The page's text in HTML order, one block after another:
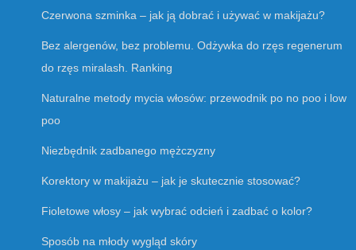
Czerwona szminka – jak ją dobrać i używać w makijażu?
Bez alergenów, bez problemu. Odżywka do rzęs regenerum
do rzęs miralash. Ranking
Naturalne metody mycia włosów: przewodnik po no poo i low
poo
Niezbędnik zadbanego mężczyzny
Korektory w makijażu – jak je skutecznie stosować?
Fioletowe włosy – jak wybrać odcień i zadbać o kolor?
Sposób na młody wygląd skóry